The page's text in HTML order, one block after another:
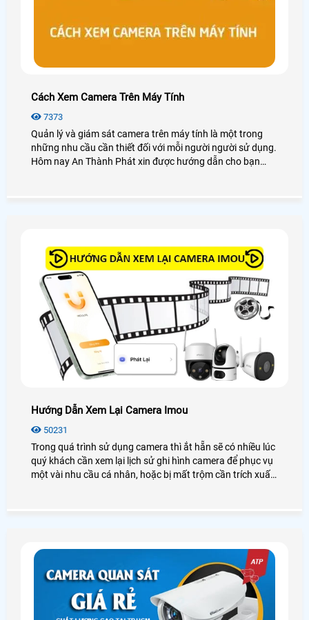
Cách Xem Camera Trên Máy Tính
7373
Quản lý và giám sát camera trên máy tính là một trong
những nhu cầu cần thiết đối với mỗi người người sử dụng.
Hôm nay An Thành Phát xin được hướng dẫn cho bạn
Hướng Dẫn Xem Lại Camera Imou
50231
Trong quá trình sử dụng camera thì ắt hẵn sẽ có nhiều lúc
quý khách cần xem lại lịch sử ghi hình camera để phục vụ
một vài nhu cầu cá nhân, hoặc bị mất trộm cần trích xuất